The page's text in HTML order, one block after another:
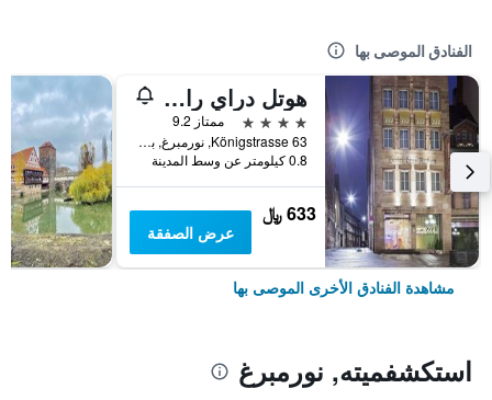
الفنادق الموصى بها
هوتل دراي رابين
4 نجوم
ممتاز 9.2
Königstrasse 63, نورمبرغ, بافاريا, ألمانيا
0.8 كيلومتر عن وسط المدينة
633 ﷼
عرض الصفقة
مشاهدة الفنادق الأخرى الموصى بها
استكشفميته, نورمبرغ